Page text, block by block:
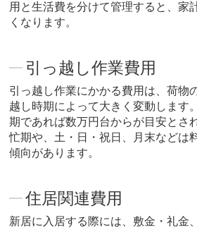
用と生活費を分けて管理すると、家
くなります。
引っ越し作業費用
引っ越し作業にかかる費用は、荷物
越し時期によって大きく変動します
期であれば数万円台からが目安とさ
忙期や、土・日・祝日、月末などは
傾向があります。
住居関連費用
新居に入居する際には、敷金・礼金